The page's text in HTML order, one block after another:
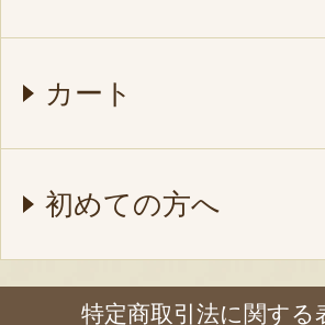
カート
初めての方へ
特定商取引法に関する